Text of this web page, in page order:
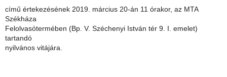
című értekezésének 2019. március 20-án 11 órakor, az MTA
Székháza
Felolvasótermében (Bp. V. Széchenyi István tér 9. I. emelet)
tartandó
nyilvános vitájára.